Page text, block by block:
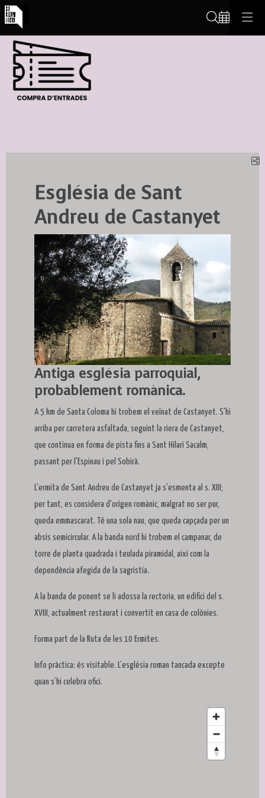
Església de Sant
Andreu de Castanyet
Diapositiva 1 de 1
Antiga església parroquial,
probablement romànica.
A 5 km de Santa Coloma hi trobem el veïnat de Castanyet. S'hi
arriba per carretera asfaltada, seguint la riera de Castanyet,
que continua en forma de pista fins a Sant Hilari Sacalm,
passant per l'Espinau i pel Sobirà.
L'ermita de Sant Andreu de Castanyet ja s'esmenta al s. XIII;
per tant, es considera d'origen romànic, malgrat no ser pur,
queda emmascarat. Té una sola nau, que queda capçada per un
absis semicircular. A la banda nord hi trobem el campanar, de
torre de planta quadrada i teulada piramidal, així com la
dependència afegida de la sagristia.
A la banda de ponent se li adossa la rectoria, un edifici del s.
XVIII, actualment restaurat i convertit en casa de colònies.
Forma part de la Ruta de les 10 Ermites.
Info pràctica: és visitable. L’església roman tancada excepte
quan s’hi celebra ofici.